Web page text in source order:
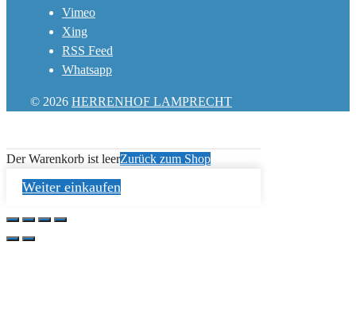
Vimeo
Xing
RSS Feed
Whatsapp
© 2026 HERRENHOF LAMPRECHT
Der Warenkorb ist leerZurück zum Shop
Weiter einkaufen